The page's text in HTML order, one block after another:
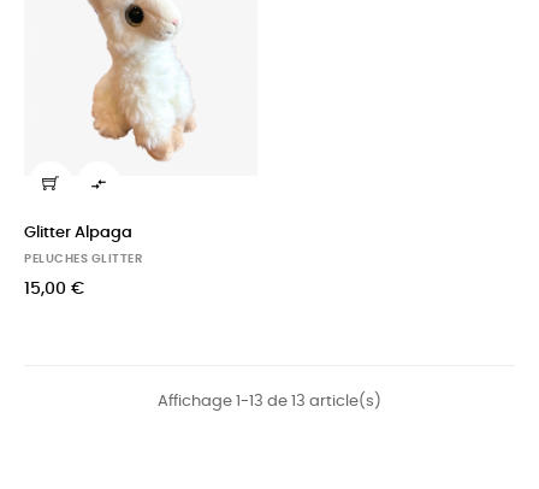

Glitter Alpaga
PELUCHES GLITTER
15,00 €
Affichage 1-13 de 13 article(s)